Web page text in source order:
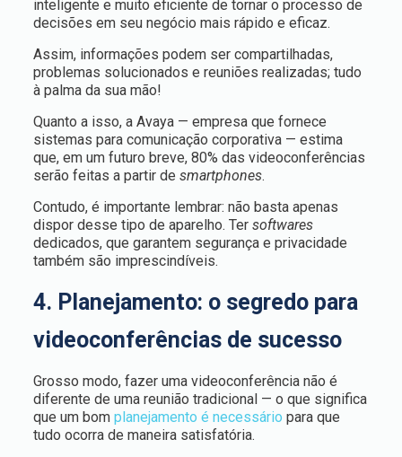
inteligente e muito eficiente de tornar o processo de
decisões em seu negócio mais rápido e eficaz.
Assim, informações podem ser compartilhadas,
problemas solucionados e reuniões realizadas; tudo
à palma da sua mão!
Quanto a isso, a Avaya — empresa que fornece
sistemas para comunicação corporativa — estima
que, em um futuro breve, 80% das videoconferências
serão feitas a partir de smartphones.
Contudo, é importante lembrar: não basta apenas
dispor desse tipo de aparelho. Ter softwares
dedicados, que garantem segurança e privacidade
também são imprescindíveis.
4. Planejamento: o segredo para
videoconferências de sucesso
Grosso modo, fazer uma videoconferência não é
diferente de uma reunião tradicional — o que significa
que um bom planejamento é necessário para que
tudo ocorra de maneira satisfatória.